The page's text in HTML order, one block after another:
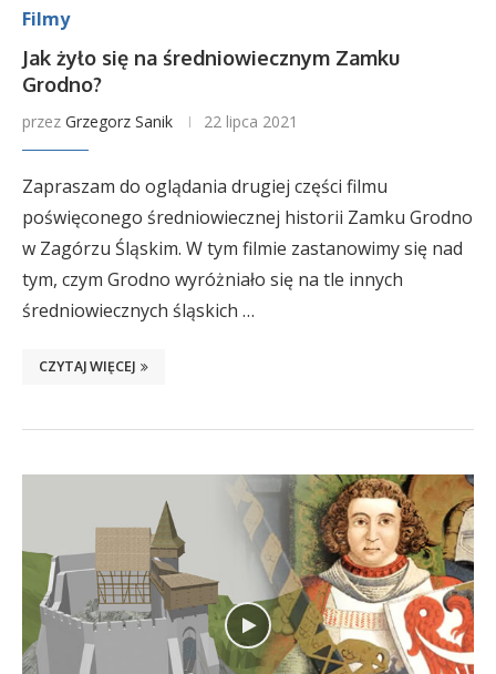
Filmy
Jak żyło się na średniowiecznym Zamku
Grodno?
przez Grzegorz Sanik 22 lipca 2021
Zapraszam do oglądania drugiej części filmu
poświęconego średniowiecznej historii Zamku Grodno
w Zagórzu Śląskim. W tym filmie zastanowimy się nad
tym, czym Grodno wyróżniało się na tle innych
średniowiecznych śląskich …
CZYTAJ WIĘCEJ